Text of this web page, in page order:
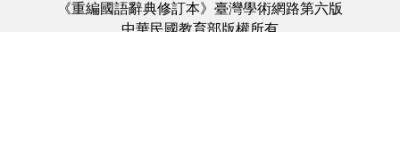
《重編國語辭典修訂本》臺灣學術網路第六版
中華民國教育部版權所有